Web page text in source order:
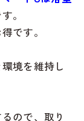
。
です。
境を維持し
ので、取り